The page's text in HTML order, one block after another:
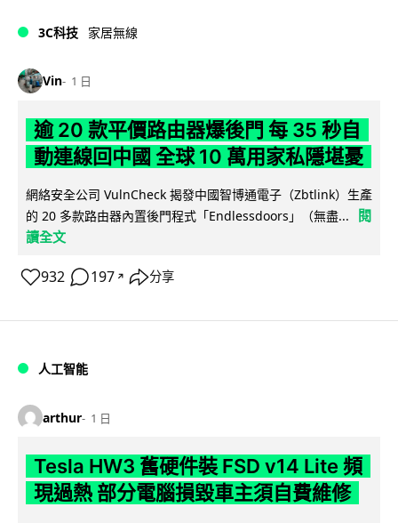
3C科技 家居無線
Vin 1 日
逾 20 款平價路由器爆後門 每 35 秒自
動連線回中國 全球 10 萬用家私隱堪憂
網絡安全公司 VulnCheck 揭發中國智博通電子（Zbtlink）生產
的 20 多款路由器內置後門程式「Endlessdoors」（無盡...
閱
讀全文
932 197 ↗ 分享
人工智能
arthur 1 日
Tesla HW3 舊硬件裝 FSD v14 Lite 頻
現過熱 部分電腦損毀車主須自費維修